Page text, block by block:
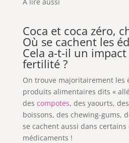
Coca et coca zéro,
Où se cachent les
Cela a-t-il un
fertilité ?
On trouve majoritairement les
produits alimentaires dits «
des compotes, des yaourts,
boissons, des chewing-gums,
se cachent aussi dans certains
médicaments !